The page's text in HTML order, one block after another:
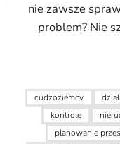
nie zawsze
problem? Nie
cudzoziemcy
kontrole
planowanie